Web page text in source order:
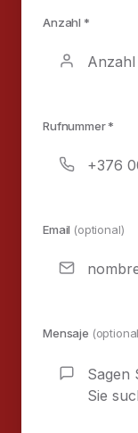
Anzahl *
Rufnummer *
Email (optional)
Mensaje